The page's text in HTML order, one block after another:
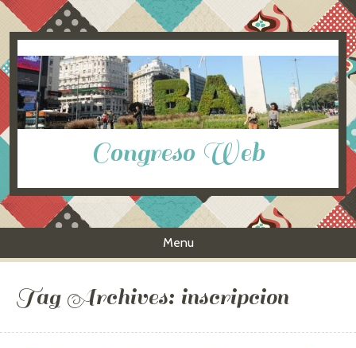
Congreso Web
Menu
Tag Archives: inscripcion